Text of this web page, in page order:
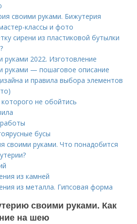
своими руками. Бижутерия
классы и фото
сирени из пластиковой бутылки
руками 2022. Изготовление
руками — пошаговое описание
и правила выбора элементов
не обойтись
бусы
своими руками. Что понадобится
из камней
из металла. Гипсовая форма
своими руками. Как
на шею